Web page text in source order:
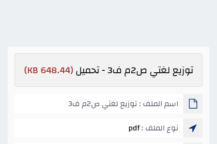
توزيع لغتي ص2م ف3 - تحميل (648.44 KB)
اسم الملف : توزيع لغتي ص2م ف3
نوع الملف :pdf